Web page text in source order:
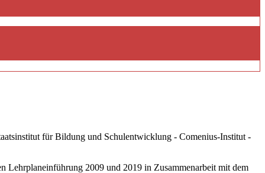
für Bildung und Schulentwicklung - Comenius-Institut -
Lehrplaneinführung 2009 und 2019 in Zusammenarbeit mit dem